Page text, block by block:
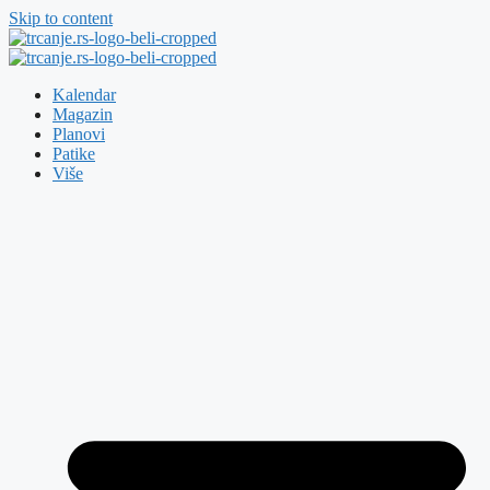
Skip to content
Kalendar
Magazin
Planovi
Patike
Više